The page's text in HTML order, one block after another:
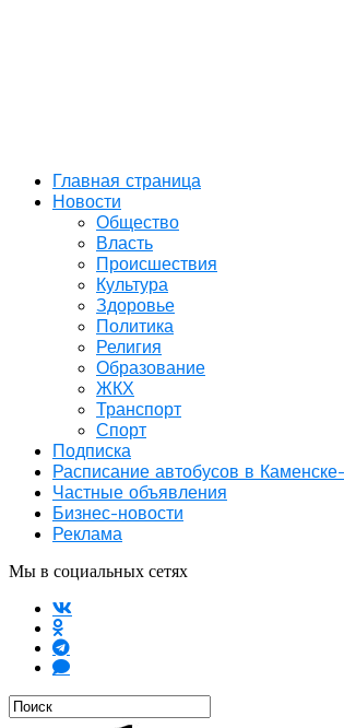
Главная страница
Новости
Общество
Власть
Происшествия
Культура
Здоровье
Политика
Религия
Образование
ЖКХ
Транспорт
Спорт
Подписка
Расписание автобусов в
Частные объявления
Бизнес-новости
Реклама
Мы в социальных сетях